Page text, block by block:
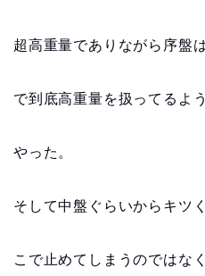
超高重量でありながら序盤
で到底高重量を扱ってるよ
やった。
そして中盤ぐらいからキツ
こで止めてしまうのではな